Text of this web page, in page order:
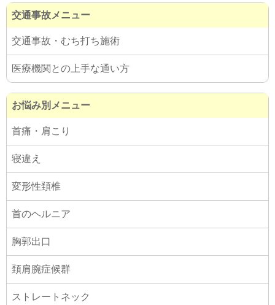
交通事故メニュー
交通事故・むち打ち施術
医療機関との上手な通い方
お悩み別メニュー
首痛・肩こり
寝違え
変形性頚椎
首のヘルニア
胸郭出口
頚肩腕症候群
ストレートネック